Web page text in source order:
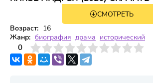
1 сезон 8 серияСМОТРЕТЬ
Возраст: 16
Жанр: биография драма исторический
0
4 6 7 8 9 10